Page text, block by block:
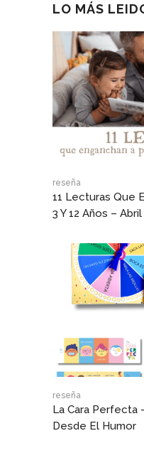
LO MÁS
reseña
11 Lecturas Que
3 Y 12 Años –
reseña
La Cara Perfecta
Desde El Humor